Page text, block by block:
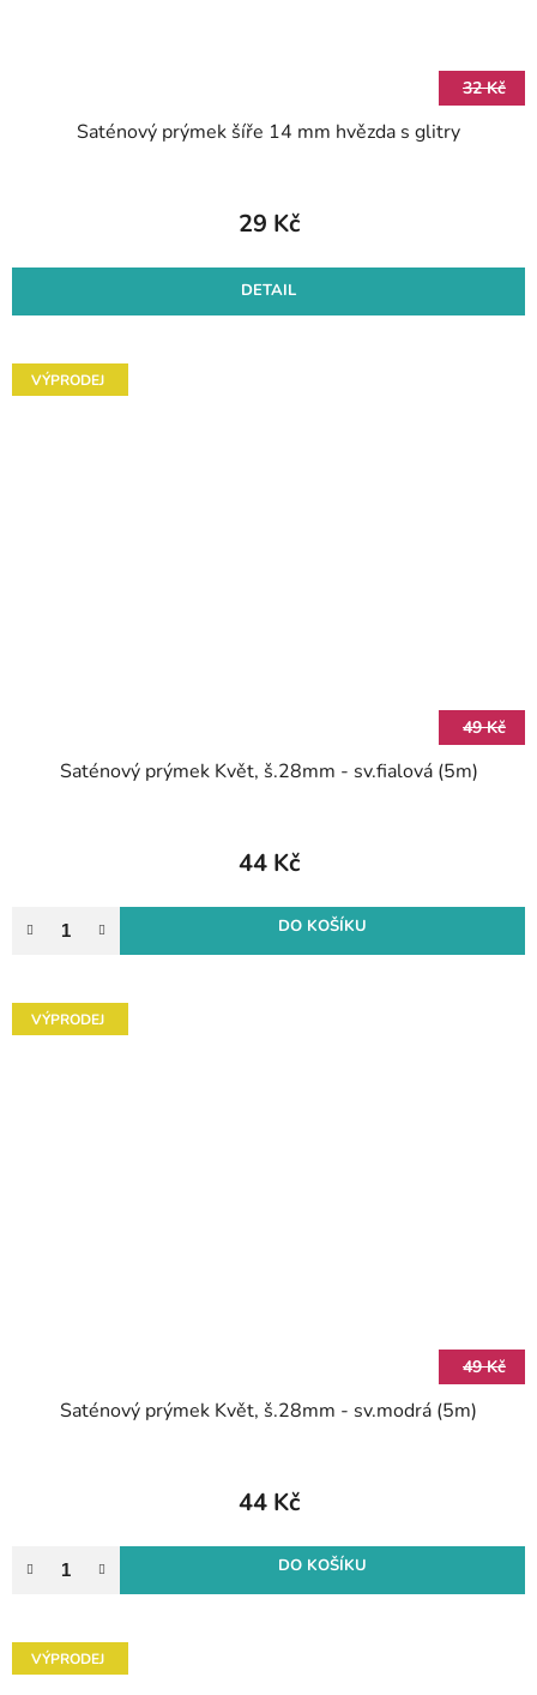
32 Kč
Saténový prýmek šíře 14 mm hvězda s glitry
29 Kč
DETAIL
VÝPRODEJ
49 Kč
Saténový prýmek Květ, š.28mm - sv.fialová (5m)
44 Kč
DO KOŠÍKU
VÝPRODEJ
49 Kč
Saténový prýmek Květ, š.28mm - sv.modrá (5m)
44 Kč
DO KOŠÍKU
VÝPRODEJ